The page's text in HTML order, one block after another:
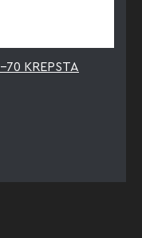
KREPSTA